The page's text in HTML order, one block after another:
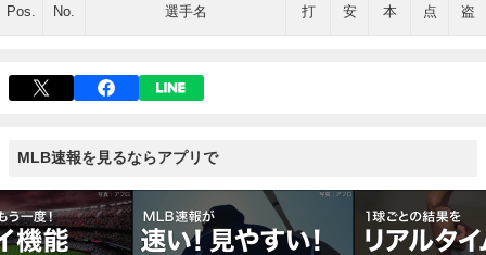
Pos. No. 選手名 打 安 本 点 盗
MLB速報を見るならアプリで